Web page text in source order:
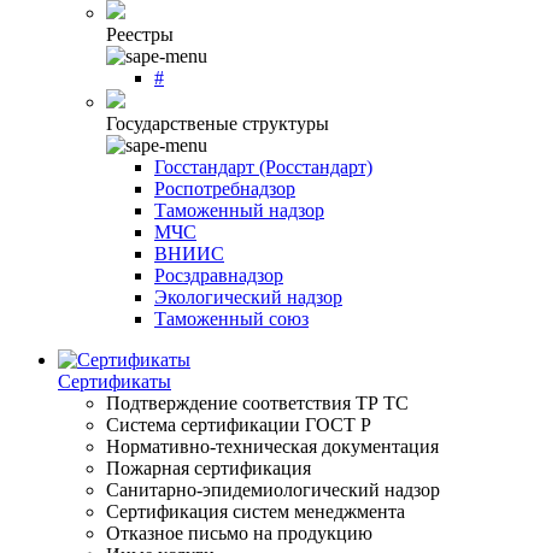
Реестры
#
Государственые структуры
Госстандарт (Росстандарт)
Роспотребнадзор
Таможенный надзор
МЧС
ВНИИС
Росздравнадзор
Экологический надзор
Таможенный союз
Сертификаты
Подтверждение соответствия ТР ТС
Система сертификации ГОСТ Р
Нормативно-техническая документация
Пожарная сертификация
Санитарно-эпидемиологический надзор
Сертификация систем менеджмента
Отказное письмо на продукцию